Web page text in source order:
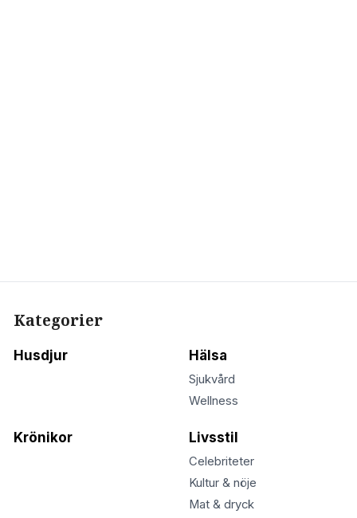
Kategorier
Husdjur Hälsa
Sjukvård
Wellness
Krönikor Livsstil
Celebriteter
Kultur & nöje
Mat & dryck